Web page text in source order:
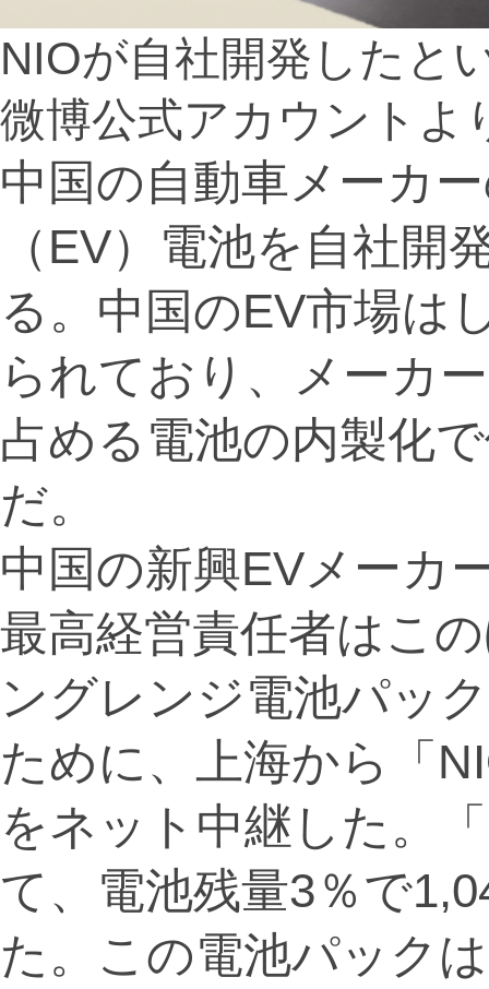
NIOが自社開発したと
微博公式アカウントよ
中国の自動車メーカ
（EV）電池を自社開
る。中国のEV市場は
られており、メーカ
占める電池の内製化
だ。
中国の新興EVメーカ
最高経営責任者はこ
ングレンジ電池パッ
ために、上海から「
をネット中継した。
て、電池残量3％で
た。この電池パック